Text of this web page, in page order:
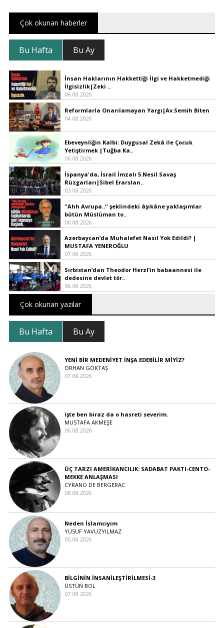
Çok okunan haberler
Bu Hafta Bu Ay
İnsan Haklarının Hakkettiği İlgi ve Hakketmediği
İlgisizlik|Zeki ..
06.08.2026
Reformlarla Onarılamayan Yargı|Av.Semih Biten
04.08.2026
Ebeveynliğin Kalbi: Duygusal Zekâ ile Çocuk
Yetiştirmek |Tuğba Ka..
06.08.2026
İspanya'da, İsrail İmzalı 5.Nesil Savaş
Rüzgarları|Sibel Erarslan..
03.08.2026
''Ahh Avrupa..'' şeklindeki âşıkâne yaklaşımlar
bütün Müslüman to..
06.08.2026
Azerbaycan’da Muhalefet Nasıl Yok Edildi? |
MUSTAFA YENEROĞLU
07.08.2026
Sırbistan’dan Theodor Herzl’in babaannesi ile
dedesine devlet tör..
06.08.2026
Çok okunan yazılar
Bu Hafta Bu Ay
YENİ BİR MEDENİYET İNŞA EDEBİLİR MİYİZ?
ORHAN GÖKTAŞ
07.08.2026
işte ben biraz da o hasreti severim.
MUSTAFA AKMEŞE
06.08.2026
ÜÇ TARZI AMERİKANCILIK: SADABAT PAKTI-CENTO-
MEKKE ANLAŞMASI
CYRANO DE BERGERAC
08.08.2026
Neden İslamcıyım
YUSUF YAVUZYILMAZ
05.08.2026
BİLGİNİN İNSANİLEŞTİRİLMESİ-3
ÜSTÜN BOL
07.08.2026